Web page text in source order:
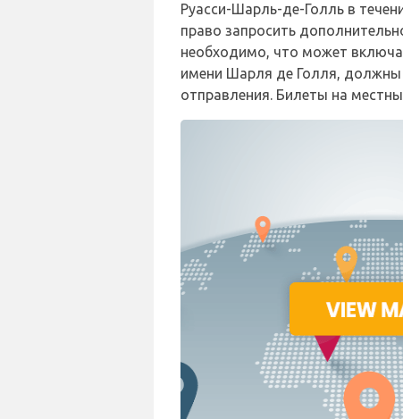
Руасси-Шарль-де-Голль в
право запросить
необходимо, что может
имени Шарля де Голля, должны
отправления. Билеты на